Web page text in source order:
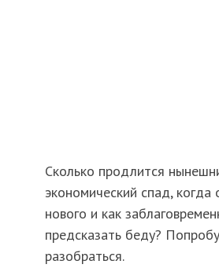
Сколько продлится
экономический спад, когда
нового и как
предсказать беду?
разобраться.